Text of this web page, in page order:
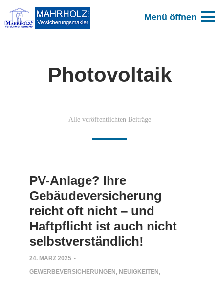
Photovoltaik
Alle veröffentlichten Beiträge
PV-Anlage? Ihre
Gebäudeversicherung
reicht oft nicht – und
Haftpflicht ist auch nicht
selbstverständlich!
24. MÄRZ 2025 -
GEWERBEVERSICHERUNGEN , NEUIGKEITEN ,